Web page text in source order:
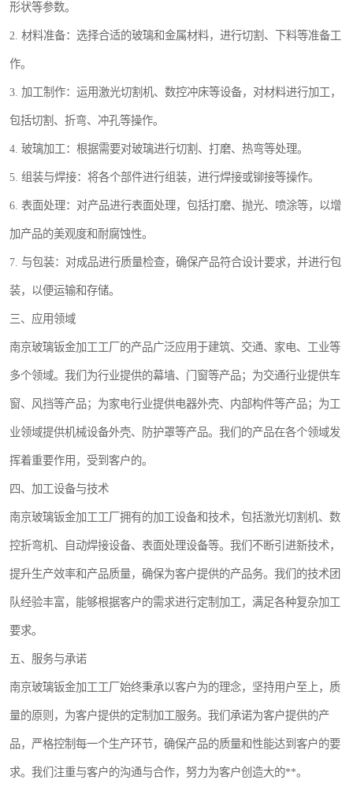
形状等参数。
2. 材料准备：选择合适的玻璃和金属材料，进行切割、下料等准备工
作。
3. 加工制作：运用激光切割机、数控冲床等设备，对材料进行加工，
包括切割、折弯、冲孔等操作。
4. 玻璃加工：根据需要对玻璃进行切割、打磨、热弯等处理。
5. 组装与焊接：将各个部件进行组装，进行焊接或铆接等操作。
6. 表面处理：对产品进行表面处理，包括打磨、抛光、喷涂等，以增
加产品的美观度和耐腐蚀性。
7. 与包装：对成品进行质量检查，确保产品符合设计要求，并进行包
装，以便运输和存储。
三、应用领域
南京玻璃钣金加工工厂的产品广泛应用于建筑、交通、家电、工业等
多个领域。我们为行业提供的幕墙、门窗等产品；为交通行业提供车
窗、风挡等产品；为家电行业提供电器外壳、内部构件等产品；为工
业领域提供机械设备外壳、防护罩等产品。我们的产品在各个领域发
挥着重要作用，受到客户的。
四、加工设备与技术
南京玻璃钣金加工工厂拥有的加工设备和技术，包括激光切割机、数
控折弯机、自动焊接设备、表面处理设备等。我们不断引进新技术，
提升生产效率和产品质量，确保为客户提供的产品务。我们的技术团
队经验丰富，能够根据客户的需求进行定制加工，满足各种复杂加工
要求。
五、服务与承诺
南京玻璃钣金加工工厂始终秉承以客户为的理念，坚持用户至上，质
量的原则，为客户提供的定制加工服务。我们承诺为客户提供的产
品，严格控制每一个生产环节，确保产品的质量和性能达到客户的要
求。我们注重与客户的沟通与合作，努力为客户创造大的**。